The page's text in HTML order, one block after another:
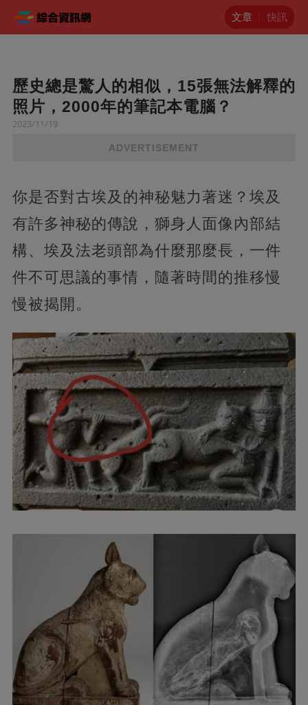
文章 快訊
歷史總是驚人的相似，15張無法解釋的
照片，2000年的筆記本電腦？
2023/11/19
ADVERTISEMENT
你是否對古埃及的神秘魅力著迷？埃及
有許多神秘的傳說，獅身人面像內部結
構、埃及法老頭部為什麼那麼長，一件
件不可思議的事情，隨著時間的推移慢
慢被揭開。